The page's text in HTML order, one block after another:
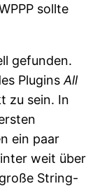
sollte
gefunden.
PluginsAll
zu sein. In
ein paar
weit über
String-